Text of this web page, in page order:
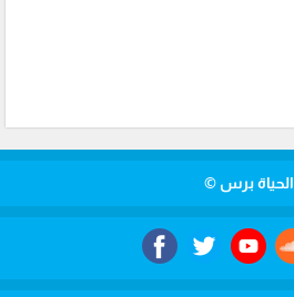
الحياة برس ©